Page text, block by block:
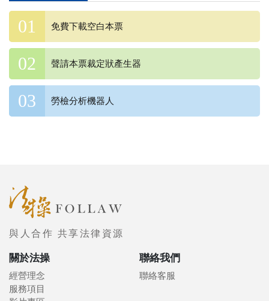
免費下載空白本票
聲請本票裁定狀產生器
勞檢分析機器人
與人合作 共享法律資源
關於法操
經營理念
服務項目
聯絡我們
聯絡客服